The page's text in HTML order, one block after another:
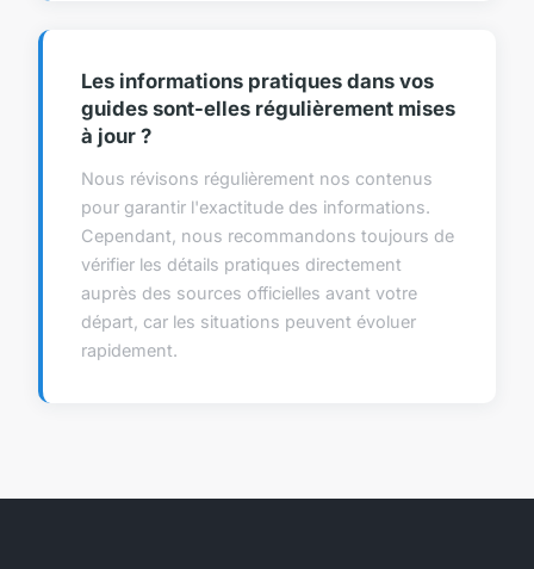
Les informations pratiques dans vos
guides sont-elles régulièrement mises
à jour ?
Nous révisons régulièrement nos contenus
pour garantir l'exactitude des informations.
Cependant, nous recommandons toujours de
vérifier les détails pratiques directement
auprès des sources officielles avant votre
départ, car les situations peuvent évoluer
rapidement.